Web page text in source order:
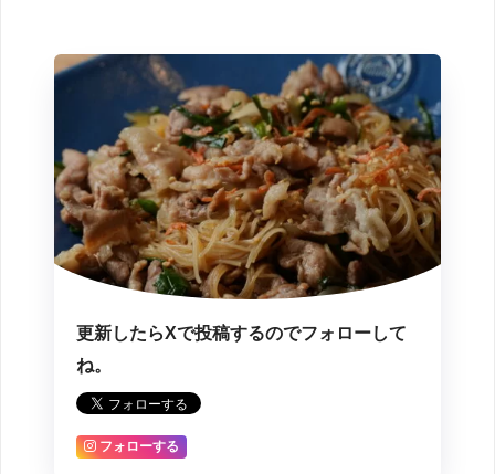
更新したらXで投稿するのでフォローして
ね。
フォローする